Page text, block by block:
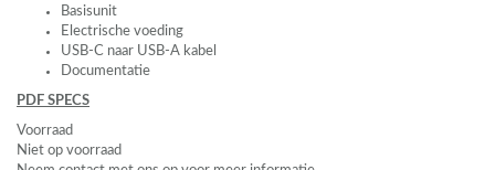
Basisunit
Electrische voeding
USB-C naar USB-A kabel
Documentatie
PDF SPECS
Voorraad
Niet op voorraad